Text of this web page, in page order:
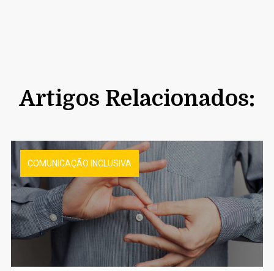
Artigos Relacionados:
COMUNICAÇÃO INCLUSIVA